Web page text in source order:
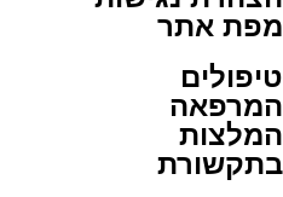
מפת אתר
טיפולים
המרפאה
המלצות
בתקשורת